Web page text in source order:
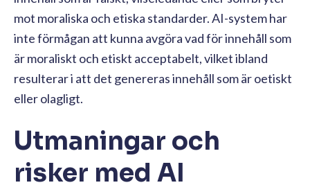
mot moraliska och etiska standarder. AI-system har
inte förmågan att kunna avgöra vad för innehåll som
är moraliskt och etiskt acceptabelt, vilket ibland
resulterar i att det genereras innehåll som är oetiskt
eller olagligt.
Utmaningar och
risker med AI